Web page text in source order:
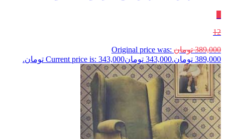
12
389,000 تومان Original price was:
389,000 تومان.
343,000 تومانCurrent price is: 343,000 تومان.